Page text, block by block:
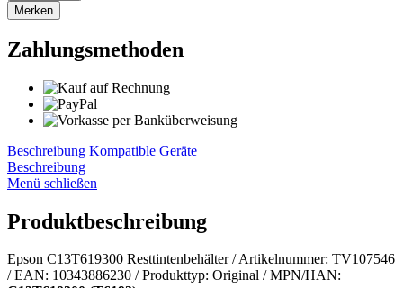
Merken
Zahlungsmethoden
Beschreibung Kompatible Geräte
Beschreibung
Menü schließen
Produktbeschreibung
Epson C13T619300 Resttintenbehälter / Artikelnummer: TV107546
/ EAN: 10343886230 / Produkttyp: Original / MPN/HAN: